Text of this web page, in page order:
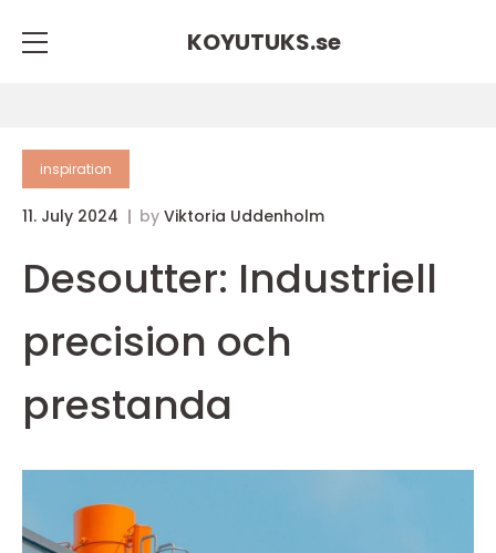
KOYUTUKS.se
inspiration
11. July 2024 by Viktoria Uddenholm
Desoutter: Industriell
precision och
prestanda